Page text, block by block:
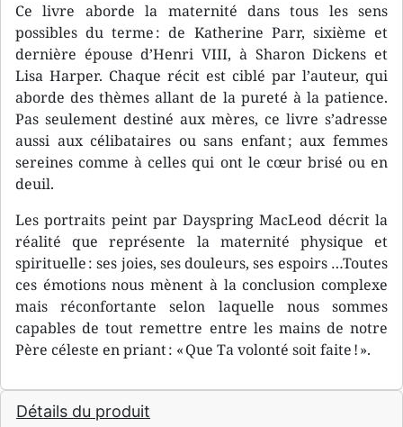
Ce livre aborde la maternité dans tous les sens
possibles du terme : de Katherine Parr, sixième et
dernière épouse d’Henri VIII, à Sharon Dickens et
Lisa Harper. Chaque récit est ciblé par l’auteur, qui
aborde des thèmes allant de la pureté à la patience.
Pas seulement destiné aux mères, ce livre s’adresse
aussi aux célibataires ou sans enfant ; aux femmes
sereines comme à celles qui ont le cœur brisé ou en
deuil.
Les portraits peint par Dayspring MacLeod décrit la
réalité que représente la maternité physique et
spirituelle : ses joies, ses douleurs, ses espoirs …Toutes
ces émotions nous mènent à la conclusion complexe
mais réconfortante selon laquelle nous sommes
capables de tout remettre entre les mains de notre
Père céleste en priant : « Que Ta volonté soit faite ! ».
Détails du produit